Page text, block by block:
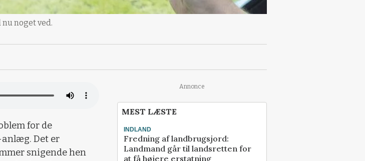
noget ved.
for de
Det er
snigende hen
Annonce
MEST LÆSTE
INDLAND
Fredning af landbrugsjord:
Landmand går til landsretten for
at få højere erstatning